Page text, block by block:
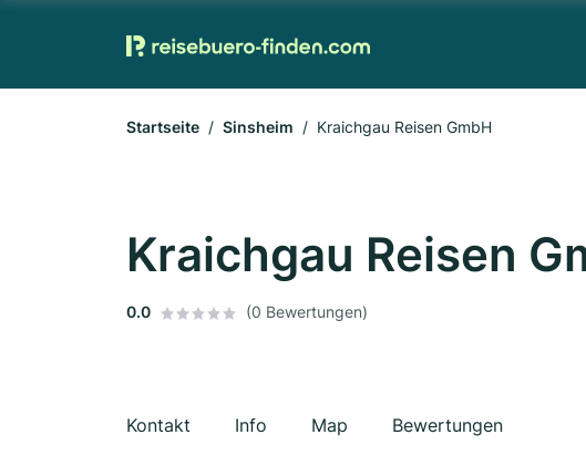
Startseite Sinsheim Kraichgau Reisen GmbH
Kraichgau Reisen
0.0 (0 Bewertungen)
Kontakt Info Map Bewertungen